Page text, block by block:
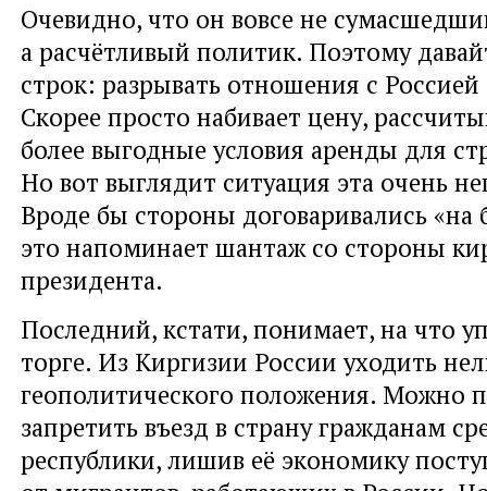
Очевидно, что он вовсе не
а расчётливый политик. Поэтому
строк: разрывать отношения с
Скорее просто набивает цену,
более выгодные условия аренды для
Но вот выглядит ситуация эта очень
Вроде бы стороны договаривались «на
это напоминает шантаж со стороны
президента.
Последний, кстати, понимает, на что
торге. Из Киргизии России уходить
геополитического положения. Можно
запретить въезд в страну гражданам
республики, лишив её экономику